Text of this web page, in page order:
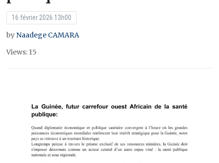
16 février 2026 13h00
by Naadege CAMARA
Views: 15